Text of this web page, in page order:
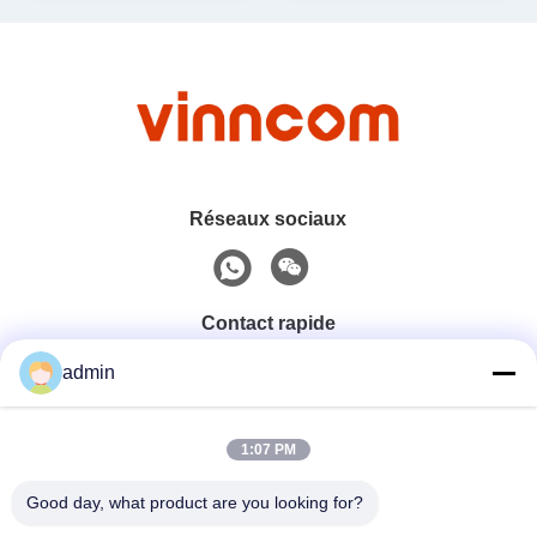
Réseaux sociaux
Contact rapide
0086-551-65396351
E-Mail
admin
1:07 PM
Good day, what product are you looking for?